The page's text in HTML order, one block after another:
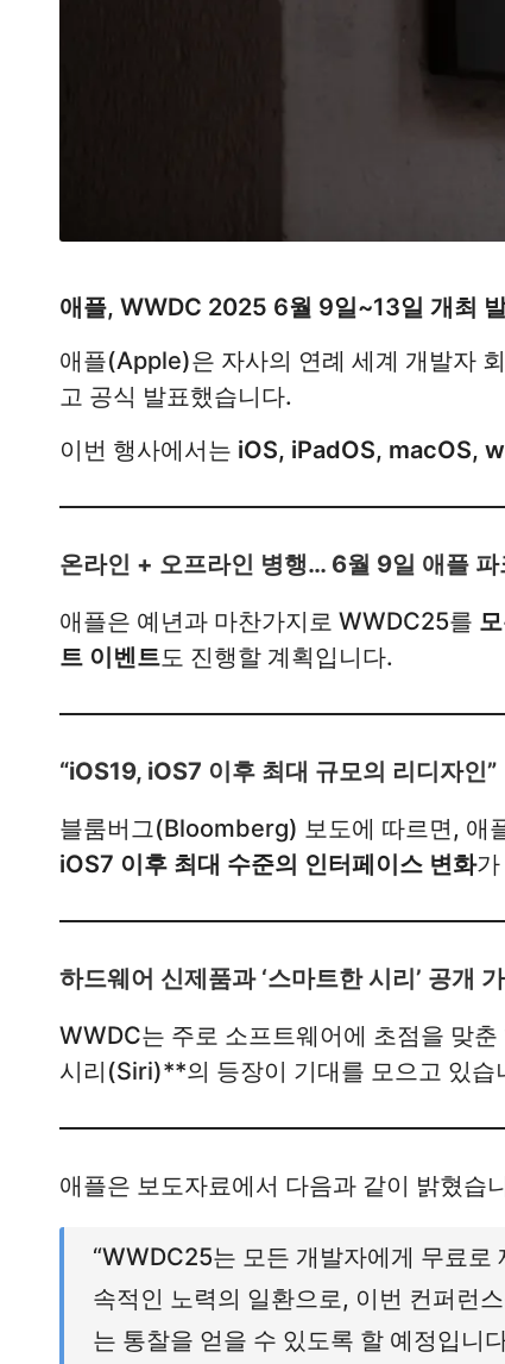
애플, WWDC 2025 6월 9일~13일 개최
애플(Apple)은 자사의 연례 세계 개발자
고 공식 발표했습니다.
이번 행사에서는 iOS, iPadOS, macOS,
온라인 + 오프라인 병행… 6월 9일 애플 파
애플은 예년과 마찬가지로 WWDC25를
트 이벤트도 진행할 계획입니다.
“iOS19, iOS7 이후 최대 규모의 리디자인”
블룸버그(Bloomberg) 보도에 따르면, 애
iOS7 이후 최대 수준의 인터페이스 변화
하드웨어 신제품과 ‘스마트한 시리’ 공개
WWDC는 주로 소프트웨어에 초점을 맞춘
시리(Siri)**의 등장이 기대를 모으고 있습
애플은 보도자료에서 다음과 같이 밝혔습
“WWDC25는 모든 개발자에게 무료로
속적인 노력의 일환으로, 이번 컨퍼런
는 통찰을 얻을 수 있도록 할 예정입니